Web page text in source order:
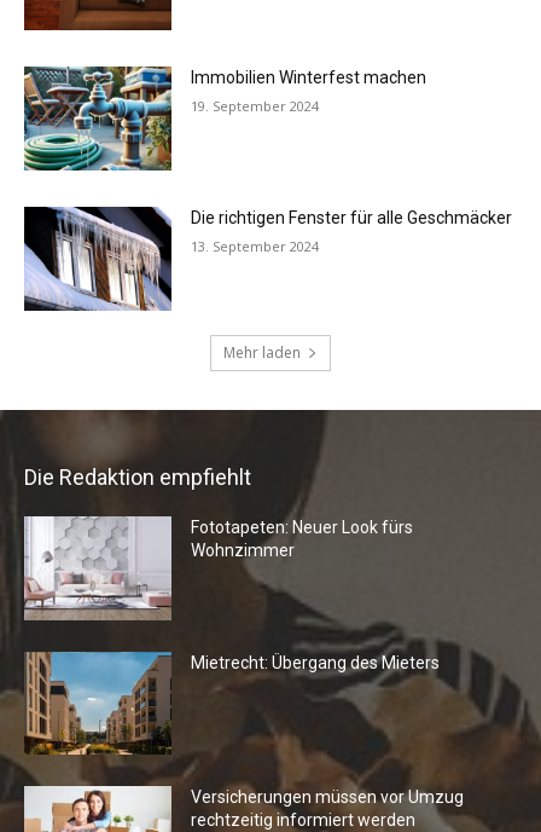
Die Redaktion empfiehlt
Fototapeten: Neuer Look fürs
Wohnzimmer
Mietrecht: Übergang des Mieters
Versicherungen müssen vor Umzug
rechtzeitig informiert werden